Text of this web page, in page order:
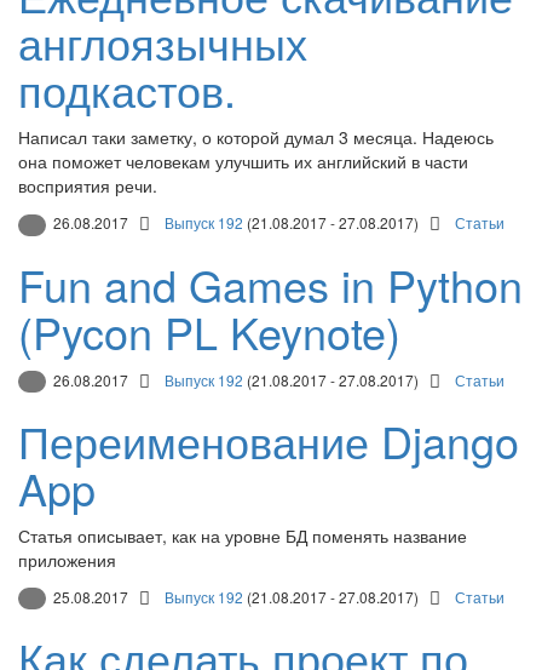
англоязычных
подкастов.
Написал таки заметку, о которой думал 3 месяца. Надеюсь
она поможет человекам улучшить их английский в части
восприятия речи.
26.08.2017 Выпуск 192 (21.08.2017 - 27.08.2017) Статьи
Fun and Games in Python
(Pycon PL Keynote)
26.08.2017 Выпуск 192 (21.08.2017 - 27.08.2017) Статьи
Переименование Django
App
Статья описывает, как на уровне БД поменять название
приложения
25.08.2017 Выпуск 192 (21.08.2017 - 27.08.2017) Статьи
Как сделать проект по